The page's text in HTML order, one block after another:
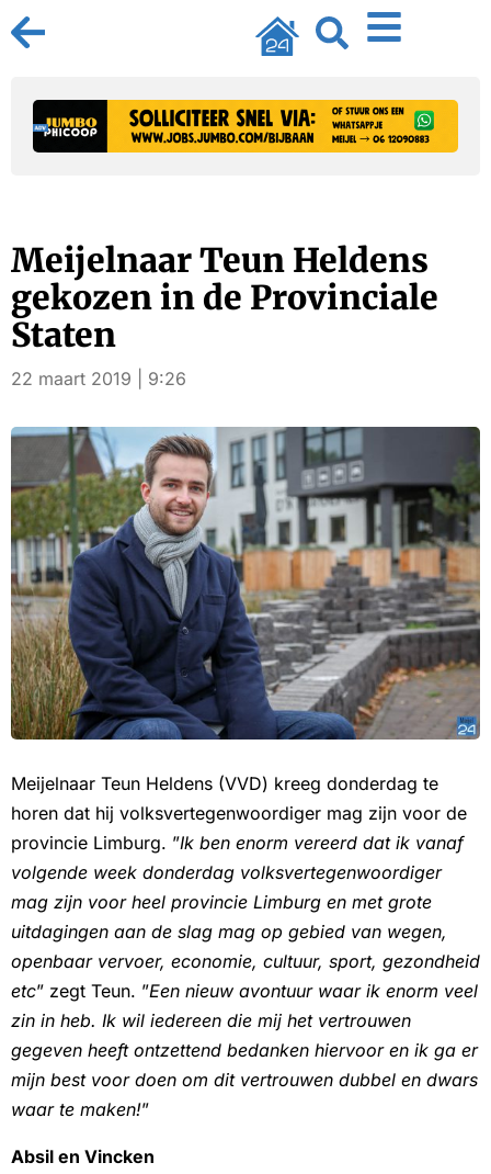
Meijelnaar Teun Heldens
gekozen in de Provinciale
Staten
22 maart 2019 | 9:26
Meijelnaar Teun Heldens (VVD) kreeg donderdag te
horen dat hij volksvertegenwoordiger mag zijn voor de
provincie Limburg. ”Ik ben enorm vereerd dat ik vanaf
volgende week donderdag volksvertegenwoordiger
mag zijn voor heel provincie Limburg en met grote
uitdagingen aan de slag mag op gebied van wegen,
openbaar vervoer, economie, cultuur, sport, gezondheid
etc” zegt Teun. ”Een nieuw avontuur waar ik enorm veel
zin in heb. Ik wil iedereen die mij het vertrouwen
gegeven heeft ontzettend bedanken hiervoor en ik ga er
mijn best voor doen om dit vertrouwen dubbel en dwars
waar te maken!”
Absil en Vincken